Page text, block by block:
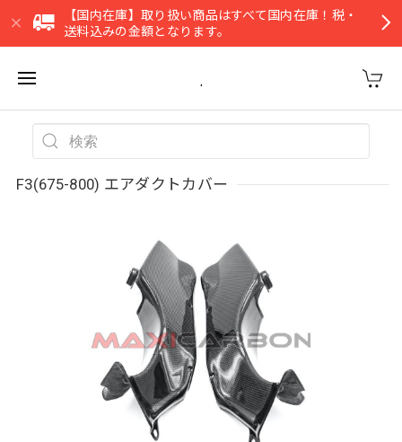
【国内在庫】取り扱い商品はすべて国内在庫！税・
送料込みの金額となります。
.
F3(675-800) エアダクトカバー